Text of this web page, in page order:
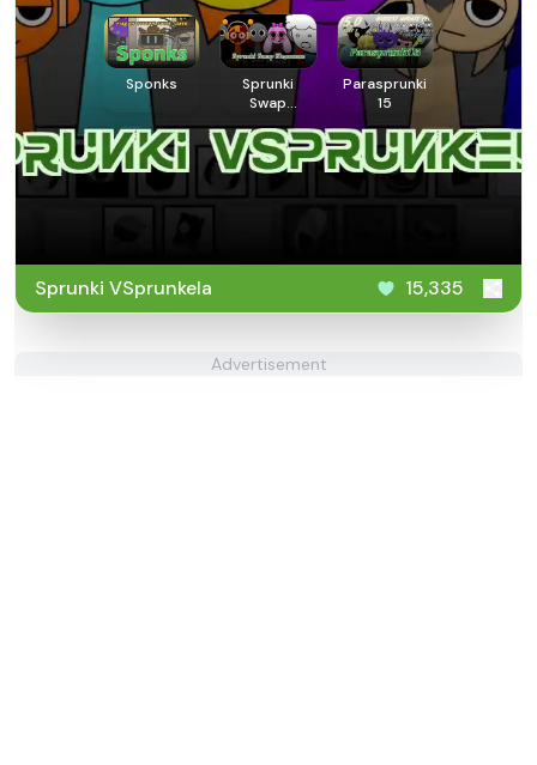
Sponks
Sprunki
Swap
Showcase
Parasprunki
15
Sprunki VSprunkela 15,335
Advertisement